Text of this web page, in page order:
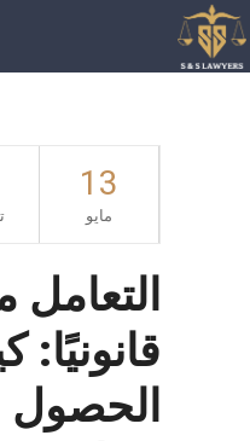
13
مايو
التعامل
قانونيًا: